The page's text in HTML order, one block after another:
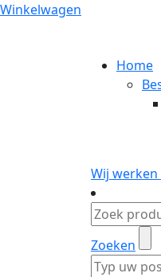
Winkelwagen
Home
Wij
Zoeken